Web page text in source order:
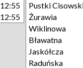
12:55
12:55
Pustki
Żurawia
Wiklinowa
Bławatna
Jaskółcza
Raduńska